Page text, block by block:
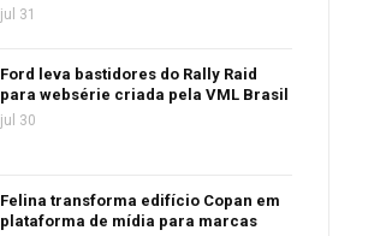
jul 31
Ford leva bastidores do Rally Raid
para websérie criada pela VML Brasil
jul 30
Felina transforma edifício Copan em
plataforma de mídia para marcas